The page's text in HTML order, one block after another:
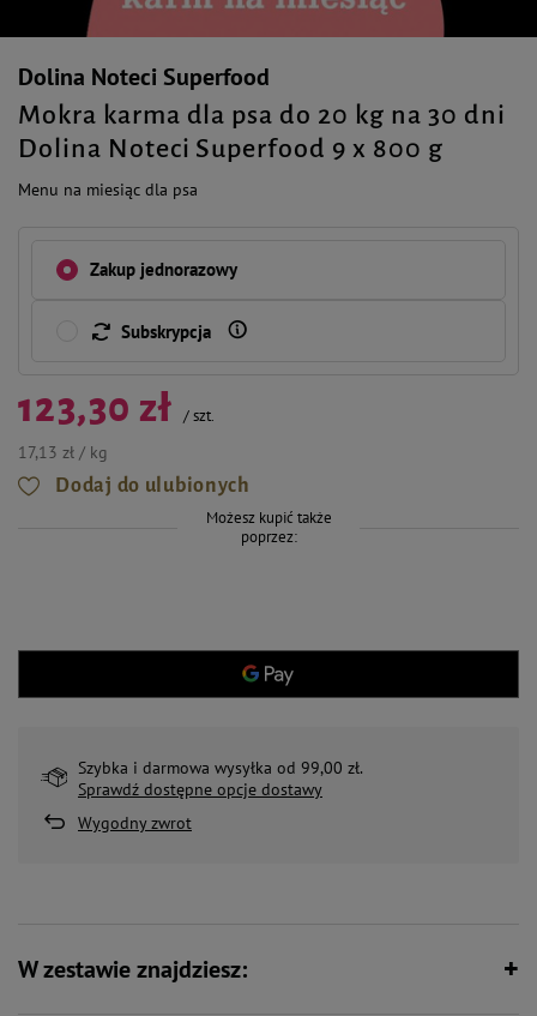
Dolina Noteci Superfood
Mokra karma dla psa do 20 kg na 30 dni
Dolina Noteci Superfood 9 x 800 g
Menu na miesiąc dla psa
Zakup jednorazowy
Subskrypcja
123,30 zł /szt.
17,13 zł / kg
Dodaj do ulubionych
Możesz kupić także
poprzez:
Szybka i darmowa wysyłka od 99,00 zł.
Sprawdź dostępne opcje dostawy
Wygodny zwrot
W zestawie znajdziesz: